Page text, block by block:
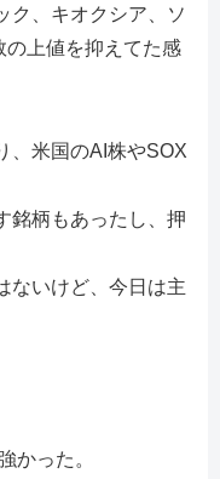
ク、キオクシア、ソ
の上値を抑えてた感
、米国のAI株やSOX
銘柄もあったし、押
ないけど、今日は主
かった。